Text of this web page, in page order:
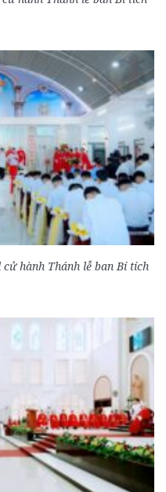
hành Thánh lễ ban Bí tích